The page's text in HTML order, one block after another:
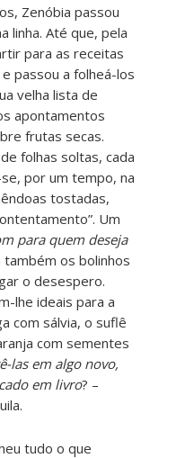
Zenóbia passou
linha. Até que, pela
para as receitas
passou a folheá-los
velha lista de
apontamentos
frutas secas.
folhas soltas, cada
por um tempo, na
tostadas,
Um
para quem deseja
também os bolinhos
o desespero.
lhe ideais para a
com sálvia, o suflê
com sementes
las em algo novo,
em livro? –
tudo o que